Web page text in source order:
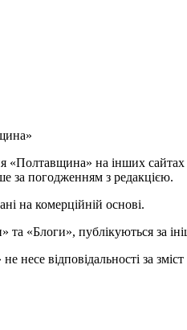
«Полтавщина» на інших
за погодженням з редакцією.
на комерційній основі.
«Блоги», публікуються за
несе відповідальності за